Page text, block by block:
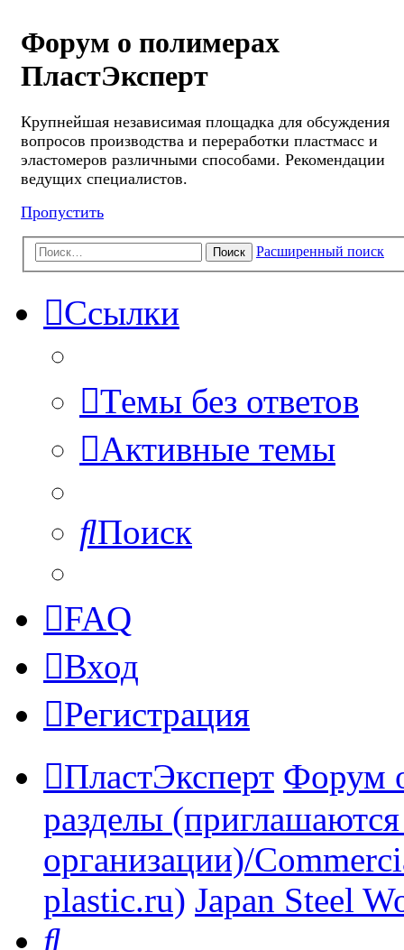
Форум о полимерах
ПластЭксперт
Крупнейшая независимая площадка для обсуждения
вопросов производства и переработки пластмасс и
эластомеров различными способами. Рекомендации
ведущих специалистов.
Пропустить
Поиск Расширенный поиск
Ссылки
Темы без ответов
Активные темы
Поиск
FAQ
Вход
Регистрация
ПластЭксперт Форум
разделы
организации)/
plastic.ru) Japan Steel